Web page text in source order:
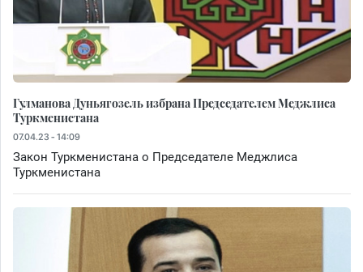
Гулманова Дуньягозель избрана Председателем Меджлиса
Туркменистана
07.04.23 - 14:09
Закон Туркменистана о Председателе Меджлиса
Туркменистана